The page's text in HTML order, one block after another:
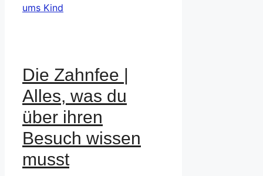
ums Kind
Die Zahnfee |
Alles, was du
über ihren
Besuch wissen
musst